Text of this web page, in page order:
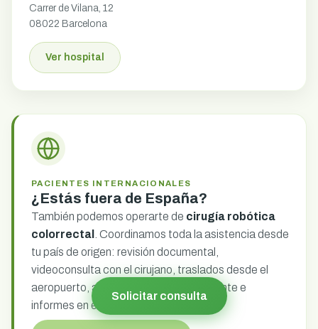
Carrer de Vilana, 12
08022 Barcelona
Ver hospital
PACIENTES INTERNACIONALES
¿Estás fuera de España?
También podemos operarte de cirugía robótica
colorrectal
. Coordinamos toda la asistencia desde
tu país de origen: revisión documental,
videoconsulta con el cirujano, traslados desde el
aeropuerto, alojamiento del acompañante e
informes en español, inglés y francés.
Solicitar consulta